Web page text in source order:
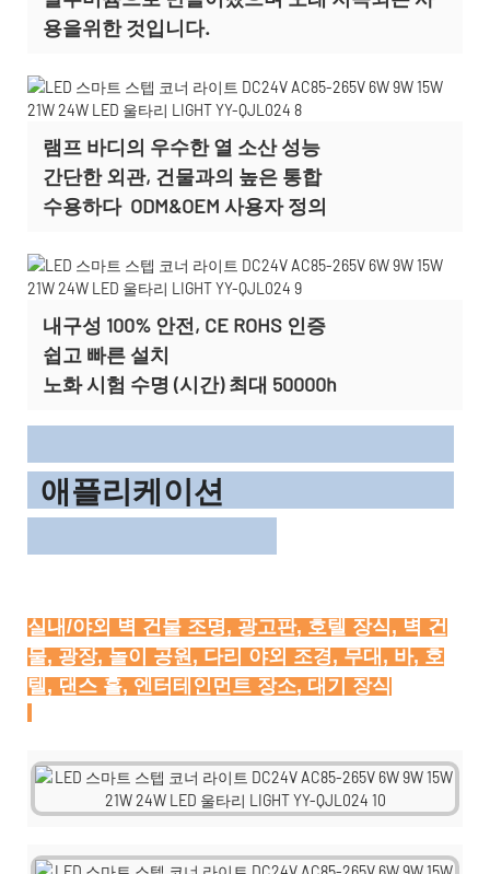
용을위한 것입니다.
램프 바디의 우수한 열 소산 성능
간단한 외관, 건물과의 높은 통합
수용하다 ODM&OEM 사용자 정의
내구성 100% 안전, CE ROHS 인증
쉽고 빠른 설치
노화 시험 수명 (시간) 최대 50000h
애플리케이션
실내/야외 벽 건물 조명, 광고판, 호텔 장식, 벽 건
물, 광장, 놀이 공원, 다리 야외 조경, 무대, 바, 호